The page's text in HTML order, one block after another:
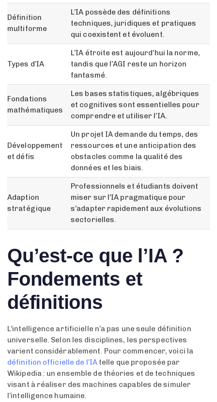
Définition
multiforme
L’IA possède des définitions
techniques, juridiques et pratiques
qui coexistent et évoluent.
Types d’IA
L’IA étroite est aujourd’hui la norme,
tandis que l’AGI reste un horizon
fantasmé.
Fondations
mathématiques
Les bases statistiques, algébriques
et cognitives sont essentielles pour
comprendre et utiliser l’IA.
Développement
et défis
Un projet IA demande du temps, des
ressources et une anticipation des
obstacles comme la qualité des
données et les biais.
Adaption
stratégique
Professionnels et étudiants doivent
miser sur l’IA pragmatique pour
s’adapter rapidement aux évolutions
sectorielles.
Qu’est-ce que l’IA ?
Fondements et
définitions
L’intelligence artificielle n’a pas une seule définition
universelle. Selon les disciplines, les perspectives
varient considérablement. Pour commencer, voici la
définition officielle de l’IAtelle que proposée par
Wikipedia : un ensemble de théories et de techniques
visant à réaliser des machines capables de simuler
l’intelligence humaine.